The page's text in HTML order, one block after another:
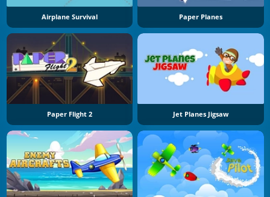
Airplane Survival Paper Planes
Paper Flight 2 Jet Planes Jigsaw